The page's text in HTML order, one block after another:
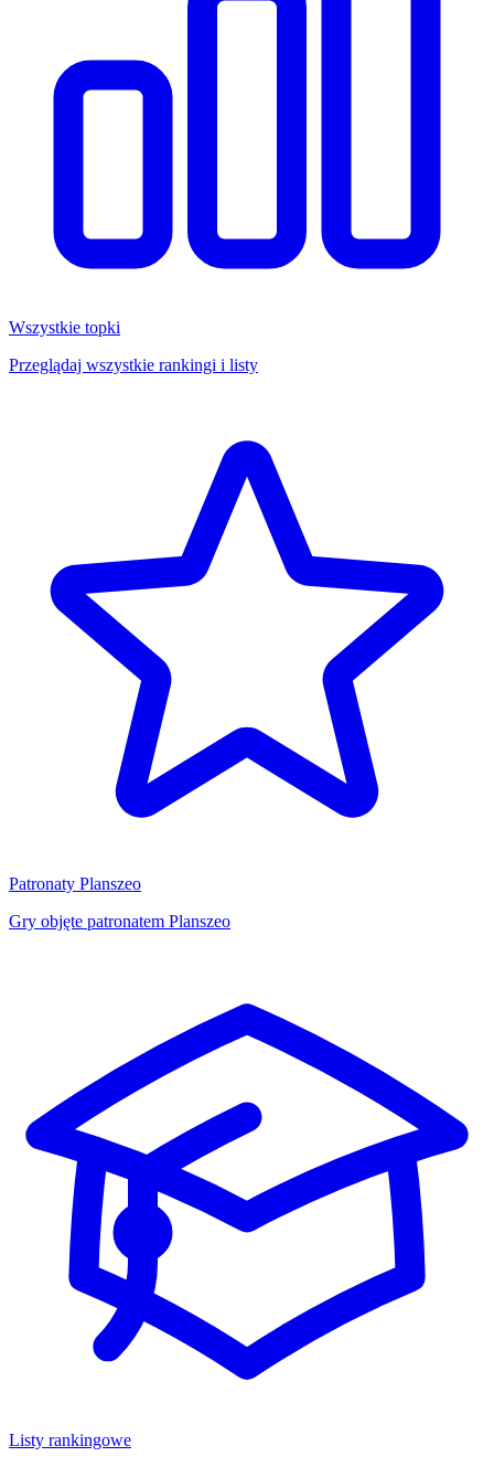
Wszystkie topki
Przeglądaj wszystkie rankingi i listy
Patronaty Planszeo
Gry objęte patronatem Planszeo
Listy rankingowe